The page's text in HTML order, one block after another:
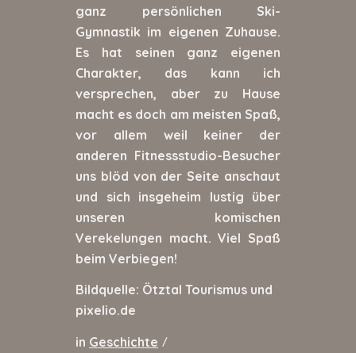
ganz persönlichen Ski-
Gymnastik im eigenen Zuhause.
Es hat seinen ganz eigenen
Charakter, das kann ich
versprechen, aber zu Hause
macht es doch am meisten Spaß,
vor allem weil keiner der
anderen Fitnessstudio-Besucher
uns blöd von der Seite anschaut
und sich insgeheim lustig über
unseren komischen
Verekelungen macht. Viel Spaß
beim Verbiegen!
Bildquelle: Ötztal Tourismus und
pixelio.de
in Geschichte /